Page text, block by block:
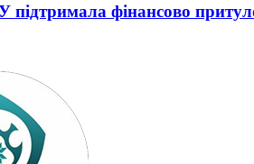
фінансово